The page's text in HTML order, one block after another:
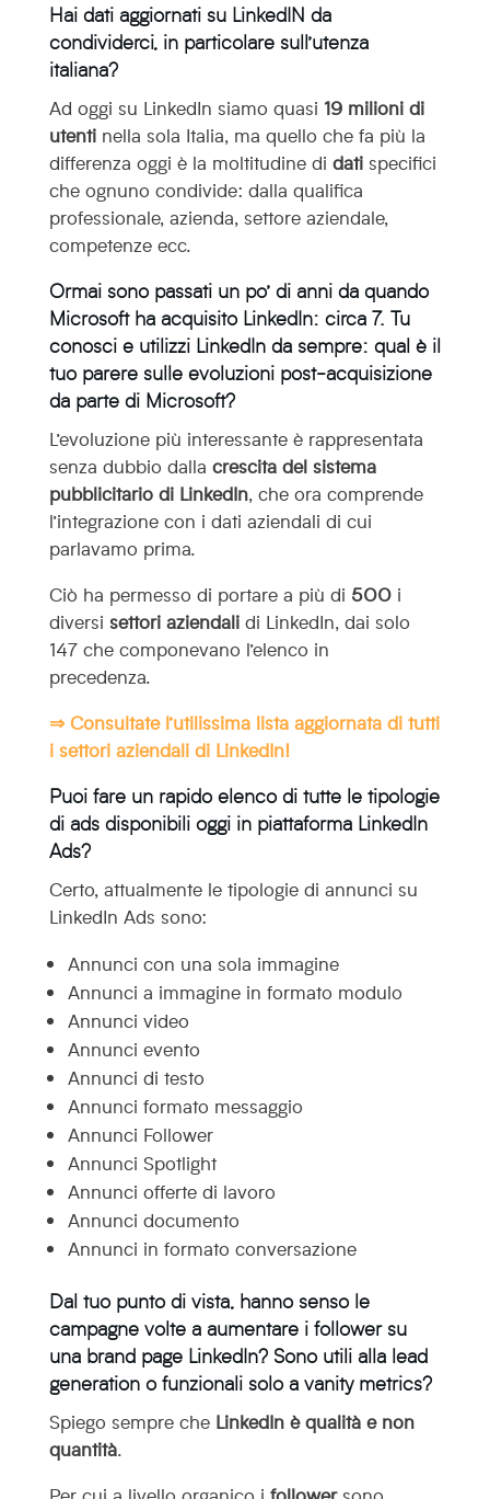
Hai dati aggiornati su LinkedIN da
condividerci, in particolare sull’utenza
italiana?
Ad oggi su LinkedIn siamo quasi 19 milioni di
utentinella sola Italia, ma quello che fa più la
differenza oggi è la moltitudine di datispecifici
che ognuno condivide: dalla qualifica
professionale, azienda, settore aziendale,
competenze ecc.
Ormai sono passati un po’ di anni da quando
Microsoft ha acquisito LinkedIn: circa 7. Tu
conosci e utilizzi LinkedIn da sempre: qual è il
tuo parere sulle evoluzioni post-acquisizione
da parte di Microsoft?
L’evoluzione più interessante è rappresentata
senza dubbio dalla crescita del sistema
pubblicitario di LinkedIn, che ora comprende
l’integrazione con i dati aziendali di cui
parlavamo prima.
Ciò ha permesso di portare a più di 500i
diversi settori aziendalidi LinkedIn, dai solo
147 che componevano l’elenco in
precedenza.
⇒ Consultate l’utilissima lista aggiornata di tutti
i settori aziendali di LinkedIn!
Puoi fare un rapido elenco di tutte le tipologie
di ads disponibili oggi in piattaforma LinkedIn
Ads?
Certo, attualmente le tipologie di annunci su
LinkedIn Ads sono:
Annunci con una sola immagine
Annunci a immagine in formato modulo
Annunci video
Annunci evento
Annunci di testo
Annunci formato messaggio
Annunci Follower
Annunci Spotlight
Annunci offerte di lavoro
Annunci documento
Annunci in formato conversazione
Dal tuo punto di vista, hanno senso le
campagne volte a aumentare i follower su
una brand page LinkedIn? Sono utili alla lead
generation o funzionali solo a vanity metrics?
Spiego sempre che LinkedIn è qualità e non
quantità.
Per cui a livello organico i followersono